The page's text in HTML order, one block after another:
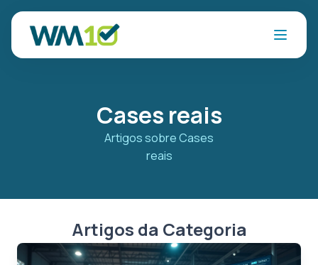
Cases reais
Artigos sobre Cases
reais
Artigos da Categoria